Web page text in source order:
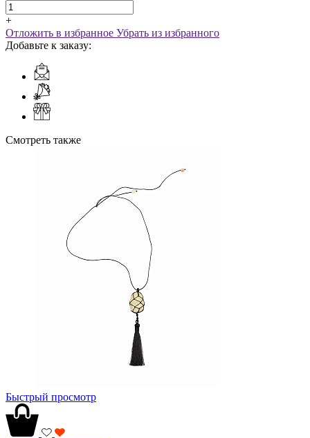
+
Отложить в избранное Убрать из избранного
Добавьте к заказу:
Смотреть также
Быстрый просмотр